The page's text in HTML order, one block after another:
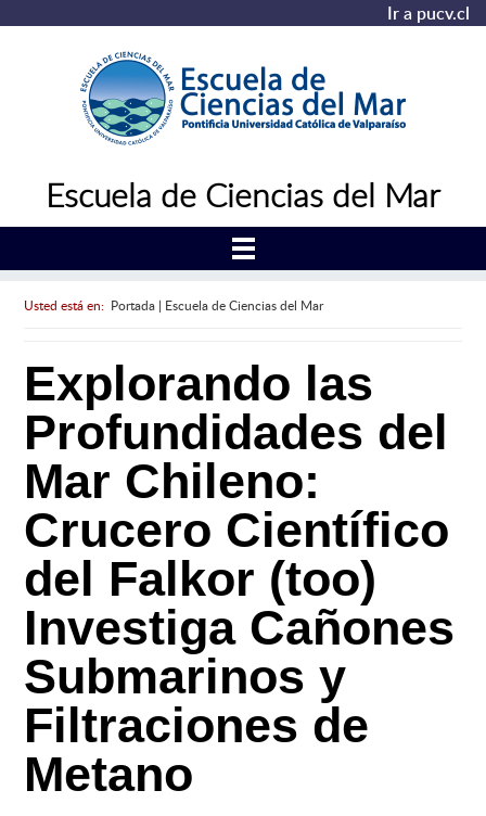
Ir a pucv.cl
Escuela de Ciencias del Mar
Usted está en: Portada| Escuela de Ciencias del Mar
Explorando las
Profundidades del
Mar Chileno:
Crucero Científico
del Falkor (too)
Investiga Cañones
Submarinos y
Filtraciones de
Metano